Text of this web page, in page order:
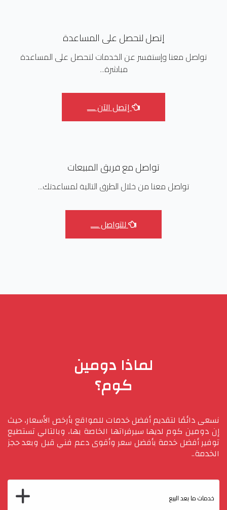
إتصل لتحصل على المساعدة
تواصل معنا وإستفسر عن الخدمات لتحصل على المساعدة
مباشرة...
إتصل الآن ــــ
تواصل مع فريق المبيعات
تواصل معنا من خلال الطرق التالية لمساعدتك...
للتواصل ــــ
لماذا دومين
كوم؟
نسعى دائمًا لتقديم أفضل خدمات للمواقع بأرخص الأسعار، حيث
إن دومين كوم لديها سيرفراتها الخاصة بها، وبالتالي تستطيع
توفير أفضل خدمة بأفضل سعر وأقوى دعم فني قبل وبعد حجز
الخدمة..
خدمات ما بعد البيع